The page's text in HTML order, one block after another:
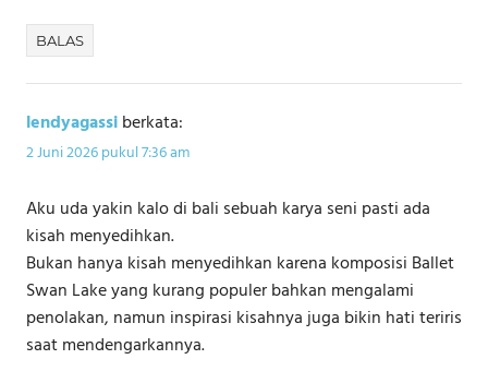
BALAS
lendyagassiberkata:
2 Juni 2026 pukul 7:36 am
Aku uda yakin kalo di bali sebuah karya seni pasti ada
kisah menyedihkan.
Bukan hanya kisah menyedihkan karena komposisi Ballet
Swan Lake yang kurang populer bahkan mengalami
penolakan, namun inspirasi kisahnya juga bikin hati teriris
saat mendengarkannya.